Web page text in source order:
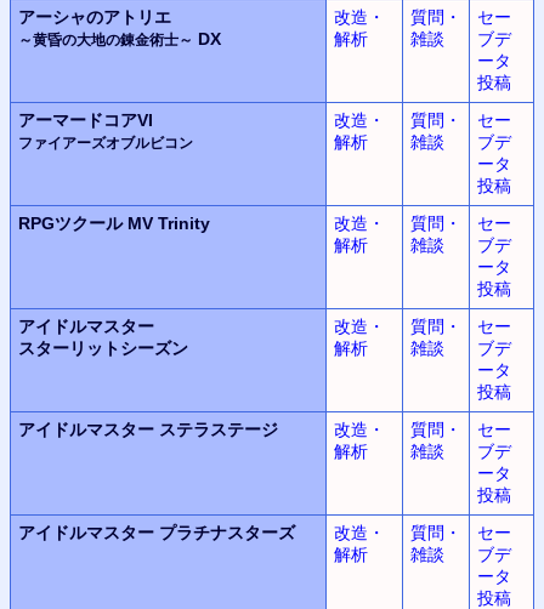
アーシャのアトリエ
～黄昏の大地の錬金術士～ DX
改造・
解析
質問・
雑談
セー
ブデ
ータ
投稿
アーマードコアVI
ファイアーズオブルビコン
改造・
解析
質問・
雑談
セー
ブデ
ータ
投稿
RPGツクール MV Trinity
改造・
解析
質問・
雑談
セー
ブデ
ータ
投稿
アイドルマスター
スターリットシーズン
改造・
解析
質問・
雑談
セー
ブデ
ータ
投稿
アイドルマスター ステラステージ
改造・
解析
質問・
雑談
セー
ブデ
ータ
投稿
アイドルマスター プラチナスターズ
改造・
解析
質問・
雑談
セー
ブデ
ータ
投稿